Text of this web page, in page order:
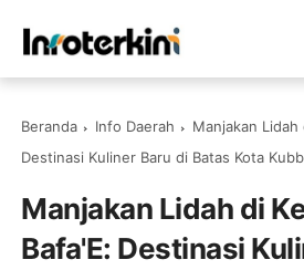
Beranda Info Daerah
Manjakan Lidah
Destinasi Kuliner Baru di Batas Kota
Manjakan Lidah di
Bafa'E: Destinasi